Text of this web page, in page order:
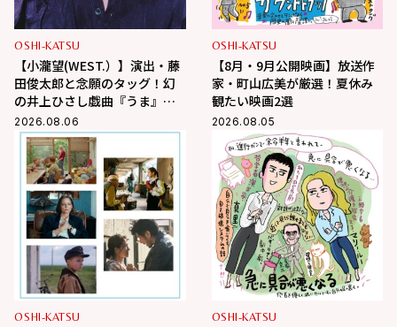
OSHI-KATSU
【小瀧望(WEST.）】演出・藤
田俊太郎と念願のタッグ！幻
の井上ひさし戯曲『うま』で
演じる“爽快な悪人”の魅力と
は
2026.08.06
OSHI-KATSU
【8月・9月公開映画】放送作
家・町山広美が厳選！夏休み
観たい映画2選
2026.08.05
OSHI-KATSU OSHI-KATSU